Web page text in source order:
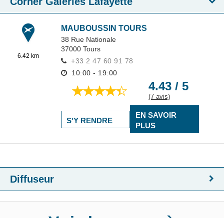
6.42 km
MAUBOUSSIN TOURS
38 Rue Nationale
37000 Tours
+33 2 47 60 91 78
10:00 - 19:00
4.43 / 5
(7 avis)
EN SAVOIR
PLUS
S'Y RENDRE
Diffuseur